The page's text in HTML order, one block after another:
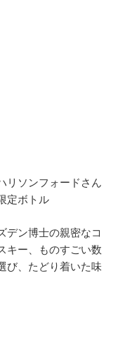
リソンフォードさん
定ボトル
デン博士の親密なコ
キー、ものすごい数
び、たどり着いた味